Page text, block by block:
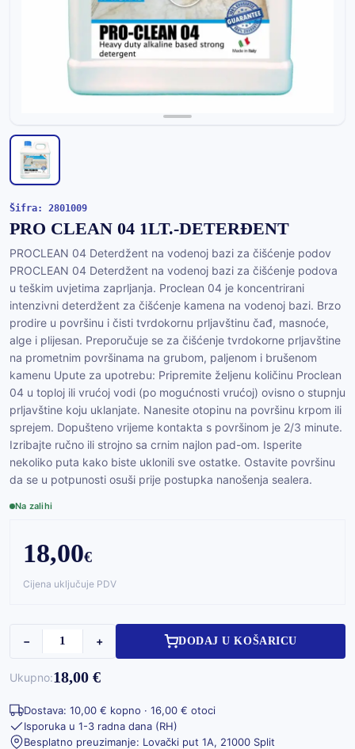
Šifra: 2801009
PRO CLEAN 04 1LT.-DETERĐENT
PROCLEAN 04 Deterdžent na vodenoj bazi za čišćenje podov
PROCLEAN 04 Deterdžent na vodenoj bazi za čišćenje podova
u teškim uvjetima zaprljanja. Proclean 04 je koncentrirani
intenzivni deterdžent za čišćenje kamena na vodenoj bazi. Brzo
prodire u površinu i čisti tvrdokornu prljavštinu čađ, masnoće,
alge i plijesan. Preporučuje se za čišćenje tvrdokorne prljavštine
na prometnim površinama na grubom, paljenom i brušenom
kamenu Upute za upotrebu: Pripremite željenu količinu Proclean
04 u toploj ili vrućoj vodi (po mogućnosti vrućoj) ovisno o stupnju
prljavštine koju uklanjate. Nanesite otopinu na površinu krpom ili
sprejem. Dopušteno vrijeme kontakta s površinom je 2/3 minute.
Izribajte ručno ili strojno sa crnim najlon pad-om. Isperite
nekoliko puta kako biste uklonili sve ostatke. Ostavite površinu
da se u potpunosti osuši prije postupka nanošenja sealera.
Na zalihi
18,00€
Cijena uključuje PDV
− + DODAJ U KOŠARICU
Ukupno:18,00 €
Dostava: 10,00 € kopno · 16,00 € otoci
Isporuka u 1-3 radna dana (RH)
Besplatno preuzimanje: Lovački put 1A, 21000 Split